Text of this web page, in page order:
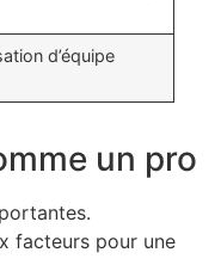
d’équipe
un pro
facteurs pour une